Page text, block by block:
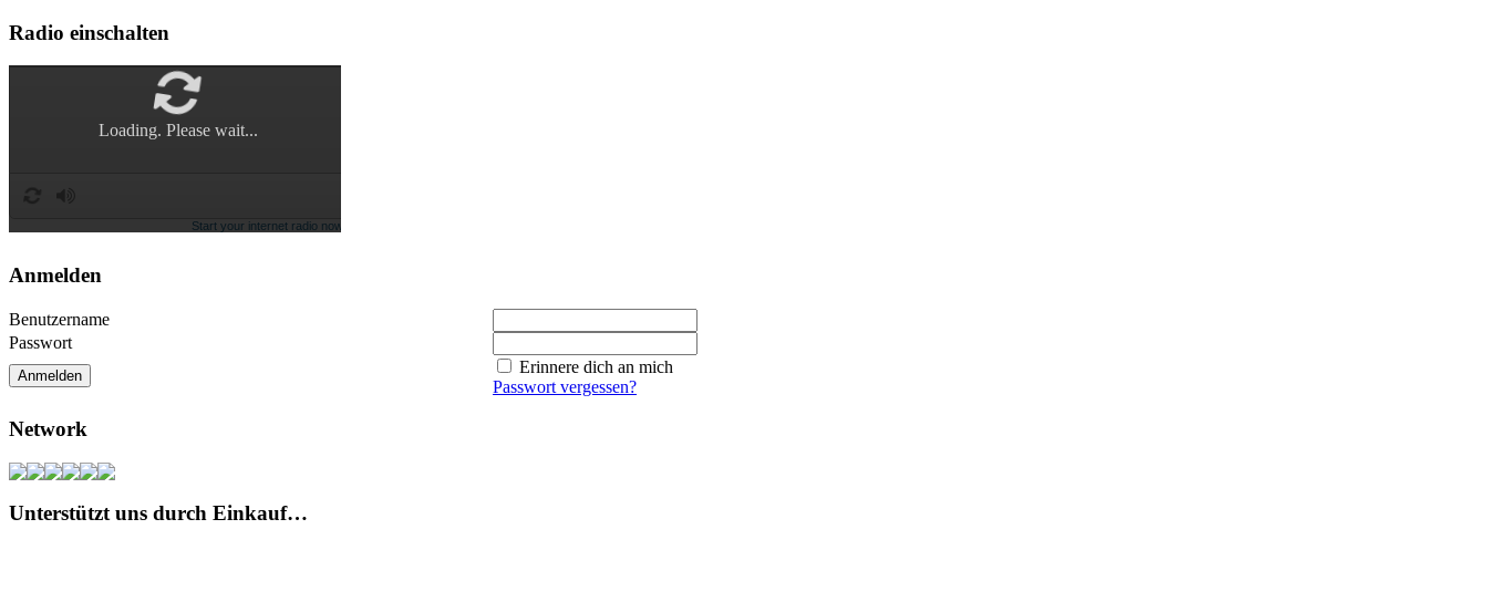
Radio einschalten
Anmelden
Benutzername
Passwort
Erinnere dich an mich
Passwort vergessen?
Network
Unterstützt uns durch Einkauf…